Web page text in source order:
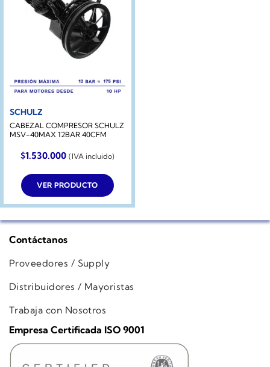
SCHULZ
CABEZAL COMPRESOR SCHULZ
MSV-40MAX 12BAR 40CFM
$1.530.000 (IVA incluido)
VER PRODUCTO
Contáctanos
Proveedores / Supply
Distribuidores / Mayoristas
Trabaja con Nosotros
Empresa Certificada ISO 9001